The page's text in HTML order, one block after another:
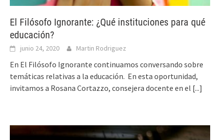
El Filósofo Ignorante: ¿Qué instituciones para qué
educación?
junio 24, 2020 Martin Rodriguez
En El Filósofo Ignorante continuamos conversando sobre
temáticas relativas a la educación. En esta oportunidad,
invitamos a Rosana Cortazzo, consejera docente en el [...]